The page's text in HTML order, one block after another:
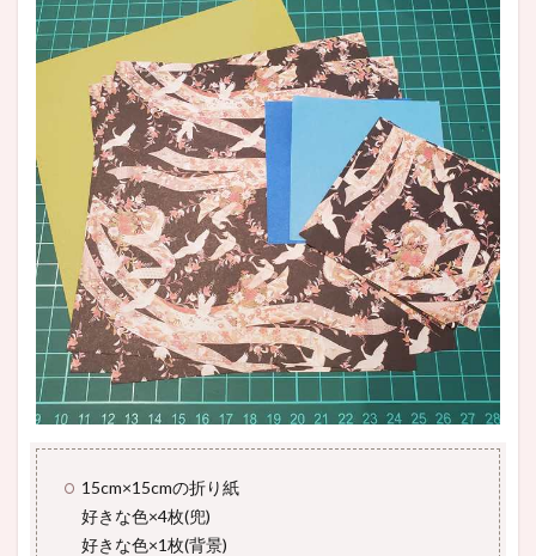
15cm×15cmの折り紙
好きな色×4枚(兜)
好きな色×1枚(背景)